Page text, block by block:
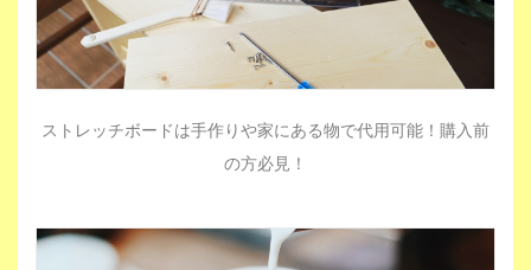
ストレッチボードは手作りや家にある物で代用可能！購入前
の方必見！